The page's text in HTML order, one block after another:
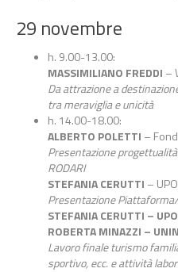
29 novembre
h. 9.00-13.00:
MASSIMILIANO FREDDI –
Da attrazione a
tra meraviglia e unicità
h. 14.00-18.00:
ALBERTO POLETTI –
Presentazione progettualità
RODARI
STEFANIA CERUTTI – UPO
Presentazione Piattaforma/
STEFANIA CERUTTI –
ROBERTA MINAZZI –
Lavoro finale turismo
sportivo, ecc. e attività